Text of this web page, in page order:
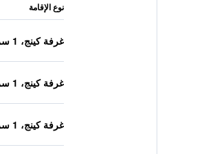
نوع الإقامة
غرفة كينج، 1 سرير كينغ
غرفة كينج، 1 سرير كينغ
غرفة كينج، 1 سرير كينغ